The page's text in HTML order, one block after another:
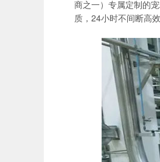
商之一）专属定制的
质，24小时不间断高